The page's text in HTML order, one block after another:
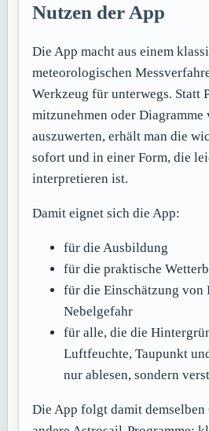
Nutzen der App
Die App macht aus einem
meteorologischen
Werkzeug für unterwegs. Statt
mitzunehmen oder Diagramme
auszuwerten, erhält man die
sofort und in einer Form, die
interpretieren ist.
Damit eignet sich die App:
für die Ausbildung
für die praktische
für die Einschätzung von
Nebelgefahr
für alle, die die
Luftfeuchte, Taupunkt
nur ablesen, sondern
Die App folgt damit demselben